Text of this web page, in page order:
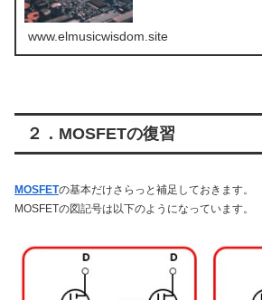
www.elmusicwisdom.site
２．MOSFETの復習
MOSFETの基本だけさらっと補足しておきます。
MOSFETの図記号は以下のようになっています。